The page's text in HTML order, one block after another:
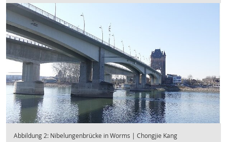
Abbildung 2: Nibelungenbrücke in Worms | Chongjie Kang